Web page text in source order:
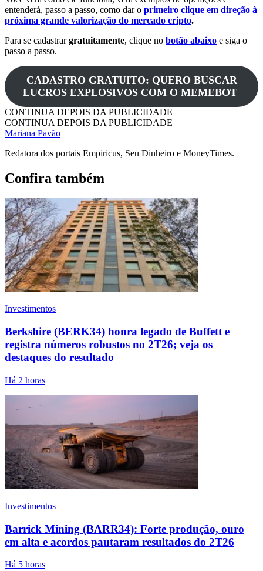
entenderá, passo a passo, como dar o primeiro clique em direção à
próxima grande valorização do mercado cripto.
Para se cadastrargratuitamente, clique no botão abaixo e siga o
passo a passo.
CADASTRO GRATUITO: QUERO BUSCAR
LUCROS EXPLOSIVOS COM O MEMEBOT
CONTINUA DEPOIS DA PUBLICIDADE
CONTINUA DEPOIS DA PUBLICIDADE
Mariana Pavão
Redatora dos portais Empiricus, Seu Dinheiro e MoneyTimes.
Confira também
Investimentos
Berkshire (BERK34) honra legado de Buffett e
registra números robustos no 2T26; veja os
destaques do resultado
Há 2 horas
Investimentos
Barrick Mining (BARR34): Forte produção, ouro
em alta e acordos pautaram resultados do 2T26
Há 5 horas